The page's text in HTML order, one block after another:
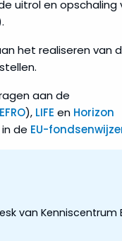
uitrol en opschaling
het realiseren van
aan de
EFRO), LIFE en Horizon
de EU-
van Kenniscentrum